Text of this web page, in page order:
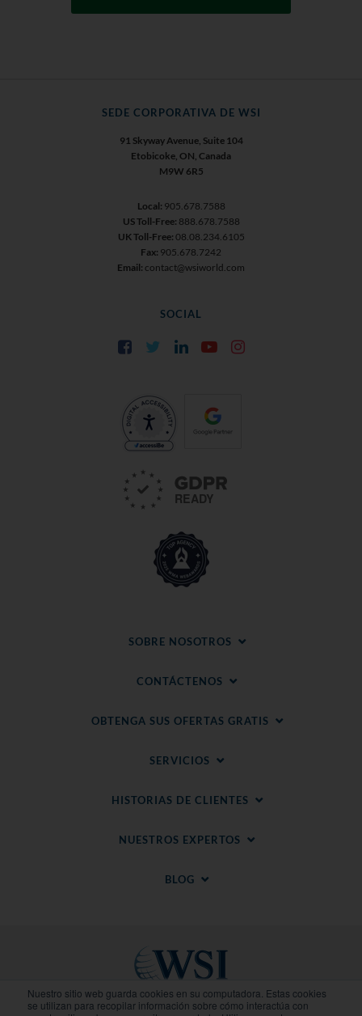
Nuestro sitio web guarda cookies en su computadora. Estas cookies
se utilizan para recopilar información sobre cómo interactúa con
SEDE CORPORATIVA DE WSI
91 Skyway Avenue, Suite 104
Etobicoke, ON, Canada
M9W 6R5
Local: 905.678.7588
US Toll-Free: 888.678.7588
UK Toll-Free: 08.08.234.6105
Fax: 905.678.7242
Email: contact@wsiworld.com
SOCIAL
FacebookTwitter LinkedInYouTube
SOBRE NOSOTROS
CONTÁCTENOS
OBTENGA SUS OFERTAS GRATIS
SERVICIOS
HISTORIAS DE CLIENTES
NUESTROS EXPERTOS
BLOG